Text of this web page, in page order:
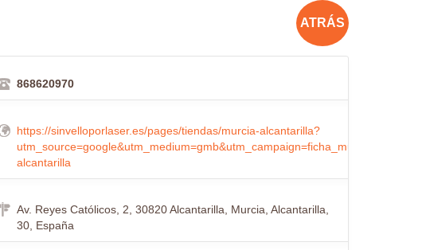
ATRÁS
868620970
https://sinvelloporlaser.es/pages/tiendas/murcia-alcantarilla?
utm_source=google&utm_medium=gmb&utm_campaign=ficha_murcia-
alcantarilla
Av. Reyes Católicos, 2, 30820 Alcantarilla, Murcia, Alcantarilla,
30, España